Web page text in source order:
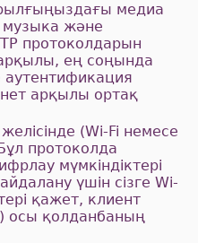
медиа
және
протоколдарын
ең соңында
аутентификация
арқылы ортақ
(Wi-Fi немесе
протоколда
мүмкіндіктері
үшін сізге Wi-
қажет, клиент
осы қолданбаның